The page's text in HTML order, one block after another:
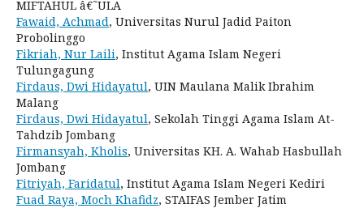
MIFTAHUL â€˜ULA
Fawaid, Achmad, Universitas Nurul Jadid Paiton
Probolinggo
Fikriah, Nur Laili, Institut Agama Islam Negeri
Tulungagung
Firdaus, Dwi Hidayatul, UIN Maulana Malik Ibrahim
Malang
Firdaus, Dwi Hidayatul, Sekolah Tinggi Agama Islam At-
Tahdzib Jombang
Firmansyah, Kholis, Universitas KH. A. Wahab Hasbullah
Jombang
Fitriyah, Faridatul, Institut Agama Islam Negeri Kediri
Fuad Raya, Moch Khafidz, STAIFAS Jember Jatim